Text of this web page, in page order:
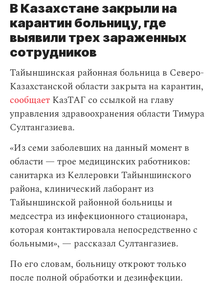
В Казахстане закрыли на
карантин больницу, где
выявили трех зараженных
сотрудников
Тайыншинская районная больница в Северо-
Казахстанской области закрыта на карантин,
сообщает КазТАГ со ссылкой на главу
управления здравоохранения области Тимура
Султангазиева.
«Из семи заболевших на данный момент в
области — трое медицинских работников:
санитарка из Келлеровки Тайыншинского
района, клинический лаборант из
Тайыншинской районной больницы и
медсестра из инфекционного стационара,
которая контактировала непосредственно с
больными», — рассказал Султангазиев.
По его словам, больницу откроют только
после полной обработки и дезинфекции.